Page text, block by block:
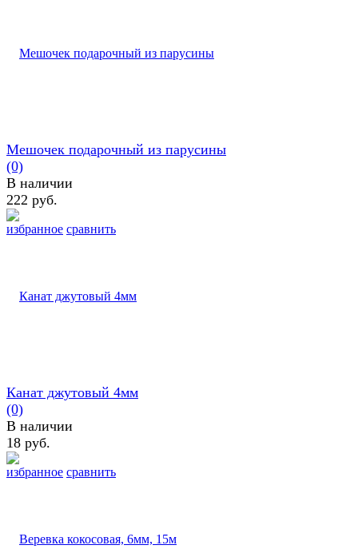
избранное сравнить
Мешочек подарочный из парусины
(0)
В наличии
222 руб.
избранное сравнить
Канат джутовый 4мм
(0)
В наличии
18 руб.